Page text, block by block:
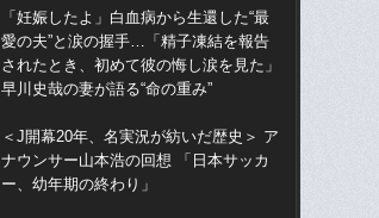
「妊娠したよ」白血病から生還した“最
愛の夫”と涙の握手…「精子凍結を報告
されたとき、初めて彼の悔し涙を見た」
早川史哉の妻が語る“命の重み”
＜J開幕20年、名実況が紡いだ歴史＞ ア
ナウンサー山本浩の回想 「日本サッカ
ー、幼年期の終わり」